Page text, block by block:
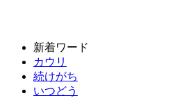
新着ワード
カウリ
続けがち
いつどう